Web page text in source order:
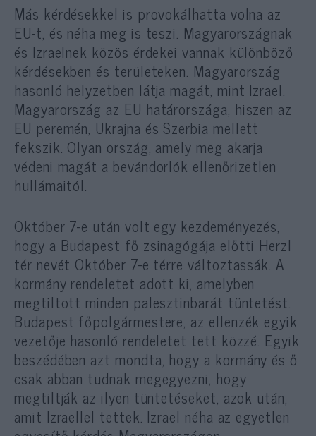
Más kérdésekkel is provokálhatta volna az
EU-t, és néha meg is teszi. Magyarországnak
és Izraelnek közös érdekei vannak különböző
kérdésekben és területeken. Magyarország
hasonló helyzetben látja magát, mint Izrael.
Magyarország az EU határországa, hiszen az
EU peremén, Ukrajna és Szerbia mellett
fekszik. Olyan ország, amely meg akarja
védeni magát a bevándorlók ellenőrizetlen
hullámaitól.
Október 7-e után volt egy kezdeményezés,
hogy a Budapest fő zsinagógája előtti Herzl
tér nevét Október 7-e térre változtassák. A
kormány rendeletet adott ki, amelyben
megtiltott minden palesztinbarát tüntetést.
Budapest főpolgármestere, az ellenzék egyik
vezetője hasonló rendeletet tett közzé. Egyik
beszédében azt mondta, hogy a kormány és ő
csak abban tudnak megegyezni, hogy
megtiltják az ilyen tüntetéseket, azok után,
amit Izraellel tettek. Izrael néha az egyetlen